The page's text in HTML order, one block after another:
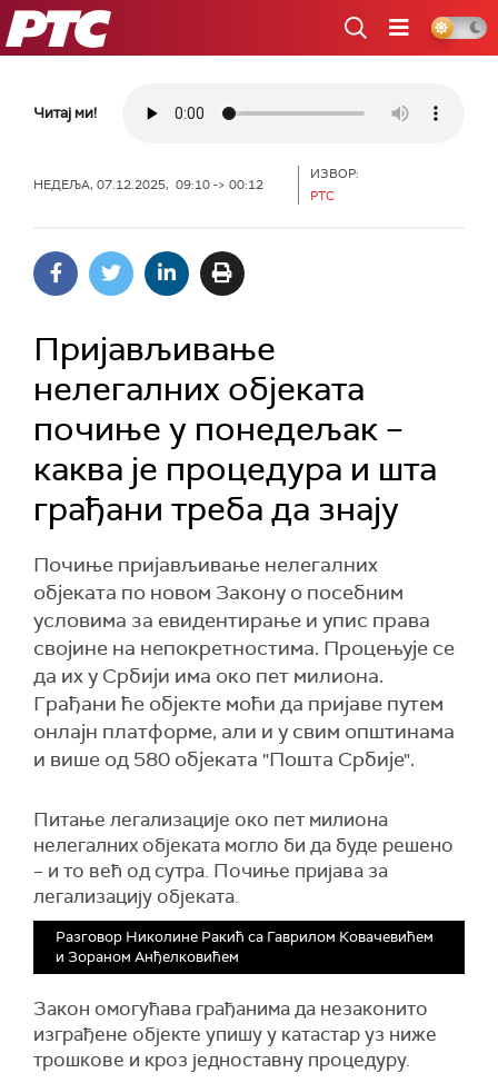
РТС
Читај ми!
НЕДЕЉА, 07.12.2025, 09:10 -> 00:12
ИЗВОР:
РТС
Пријављивање
нелегалних објеката
почиње у понедељак –
каква је процедура и шта
грађани треба да знају
Почиње пријављивање нелегалних
објеката по новом Закону о посебним
условима за евидентирање и упис права
својине на непокретностима. Процењује се
да их у Србији има око пет милиона.
Грађани ће објекте моћи да пријаве путем
онлајн платформе, али и у свим општинама
и више од 580 објеката "Пошта Србије".
Питање легализације око пет милиона
нелегалних објеката могло би да буде решено
– и то већ од сутра. Почиње пријава за
легализацију објеката.
Разговор Николине Ракић са Гаврилом Ковачевићем
и Зораном Анђелковићем
Закон омогућава грађанима да незаконито
изграђене објекте упишу у катастар уз ниже
трошкове и кроз једноставну процедуру.